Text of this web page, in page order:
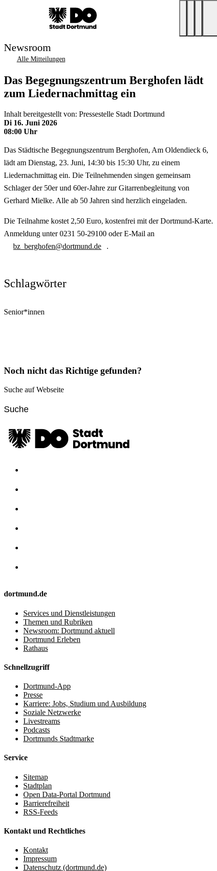
Newsroom
Alle Mitteilungen
Das Begegnungszentrum Berghofen lädt
zum Liedernachmittag ein
Inhalt bereitgestellt von: Pressestelle Stadt Dortmund
Di 16. Juni 2026
08:00 Uhr
Das Städtische Begegnungszentrum Berghofen, Am Oldendieck 6,
lädt am Dienstag, 23. Juni, 14:30 bis 15:30 Uhr, zu einem
Liedernachmittag ein. Die Teilnehmenden singen gemeinsam
Schlager der 50er und 60er-Jahre zur Gitarrenbegleitung von
Gerhard Mielke. Alle ab 50 Jahren sind herzlich eingeladen.
Die Teilnahme kostet 2,50 Euro, kostenfrei mit der Dortmund-Karte.
Anmeldung unter 0231 50-29100 oder E-Mail an
bz_berghofen@dortmund.de
.
Schlagwörter
Senior*innen
Noch nicht das Richtige gefunden?
Suche auf Webseite
dortmund.de
Services und Dienstleistungen
Themen und Rubriken
Newsroom: Dortmund aktuell
Dortmund Erleben
Rathaus
Schnellzugriff
Dortmund-App
Presse
Karriere: Jobs, Studium und Ausbildung
Soziale Netzwerke
Livestreams
Podcasts
Dortmunds Stadtmarke
Service
Sitemap
Stadtplan
Open Data-Portal Dortmund
Barrierefreiheit
RSS-Feeds
Kontakt und Rechtliches
Kontakt
Impressum
Datenschutz (dortmund.de)